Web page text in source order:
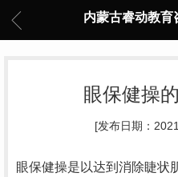
内蒙古睿动教育
眼保健操
[发布日期：
眼保健操是以达到消除睫状